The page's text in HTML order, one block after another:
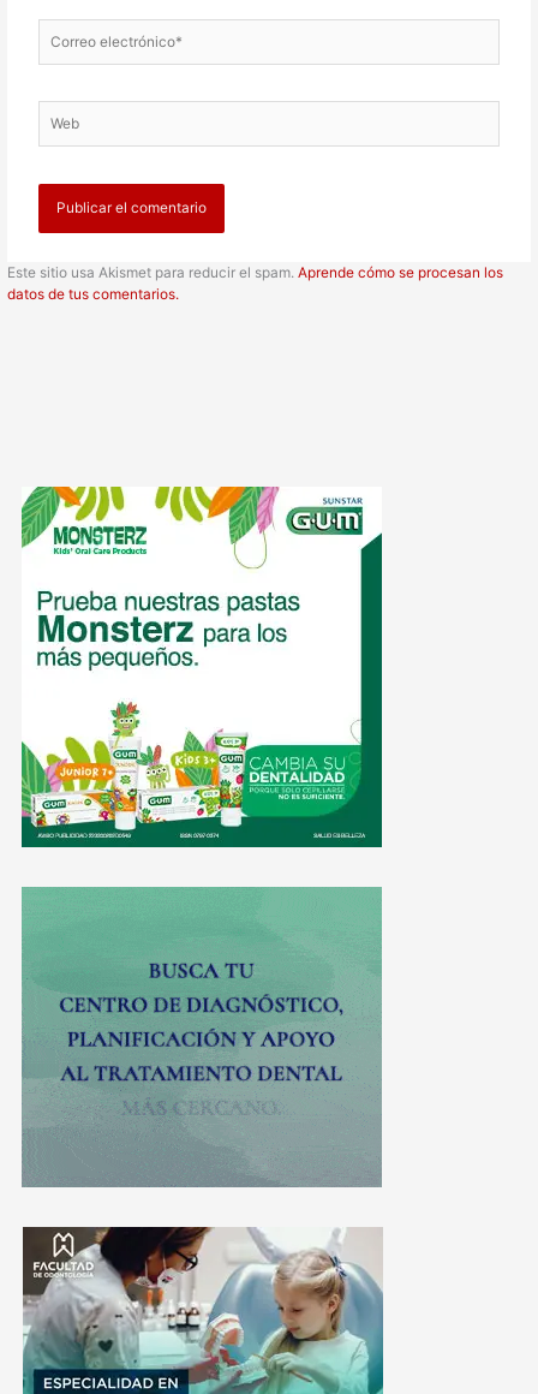
electrónico*
Este sitio usa Akismet para reducir el spam.Aprende cómo se procesan los
datos de tus comentarios.